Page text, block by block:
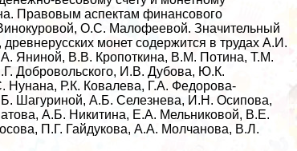
Правовым аспектам финансового
О.С. Малофеевой. Значительный
монет содержится в трудах А.И.
Яниной, В.В. Кропоткина, В.М. Потина, Т.М.
Добровольского, И.В. Дубова, Ю.К.
Р.К. Ковалева, Г.А. Федорова-
Шагуриной, А.Б. Селезнева, И.Н. Осипова,
А.Б. Никитина, Е.А. Мельниковой, В.Е.
П.Г. Гайдукова, А.А. Молчанова, В.Л.